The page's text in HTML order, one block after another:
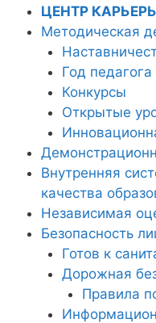
ЦЕНТР
Методическая
Год
Конкурсы
Открытые
Внутренняя
качества
Независимая
Безопасность
Готов к
Дорожная
Правила